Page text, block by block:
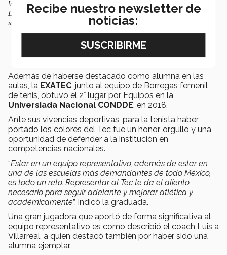
Villarreal estuvo de intercambio en la Escuela Politécnica Federal de
Lausana, en Suiza; estuvo también en el equipo representativo de esa
universidad.
Además de haberse destacado como alumna en las
aulas, la EXATEC, junto al equipo de Borregas femenil
de tenis, obtuvo el 2° lugar por Equipos en la
Universiada Nacional CONDDE, en 2018.
Ante sus vivencias deportivas, para la tenista haber
portado los colores del Tec fue un honor, orgullo y una
oportunidad de defender a la institución en
competencias nacionales.
“Estar en un equipo representativo, además de estar en
una de las escuelas más demandantes de todo México,
es todo un reto. Representar al Tec te da el aliento
necesario para seguir adelante y mejorar atlética y
académicamente”, indicó la graduada.
Una gran jugadora que aportó de forma significativa al
equipo representativo es como describió el coach Luis a
Villarreal, a quien destacó también por haber sido una
alumna ejemplar.
Recibe nuestro newsletter de
noticias: